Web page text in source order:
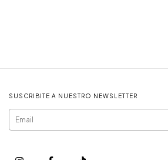
SUSCRIBITE A NUESTRO NEWSLETTER